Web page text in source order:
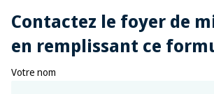
Contactez le foyer de
en remplissant ce
Votre nom